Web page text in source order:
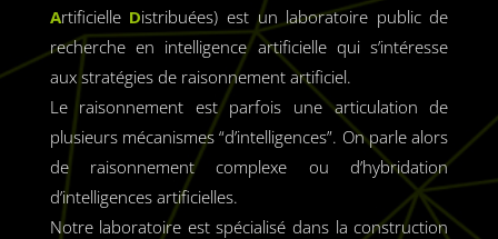
Artificielle Distribuées) est un laboratoire public de
recherche en intelligence artificiellequi s’intéresse
aux stratégies de raisonnement artificiel.
Le raisonnement est parfois une articulation de
plusieurs mécanismes “d’intelligences”. On parle alors
de raisonnement complexe ou d’hybridation
d’intelligences artificielles.
Notre laboratoire est spécialisé dans la construction